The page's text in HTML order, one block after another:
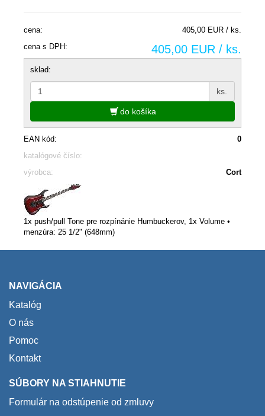
cena:
405,00 EUR / ks.
cena s DPH:
405,00 EUR / ks.
sklad:
ks.
do košíka
EAN kód:
0
katalógové číslo:
výrobca:
Cort
1x push/pull Tone pre rozpínánie Humbuckerov, 1x Volume •
menzúra: 25 1/2" (648mm)
NAVIGÁCIA
Katalóg
O nás
Pomoc
Kontakt
SÚBORY NA STIAHNUTIE
Formulár na odstúpenie od zmluvy